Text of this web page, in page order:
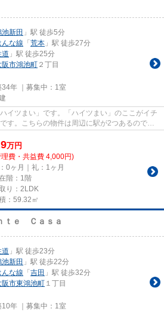
池新田 」駅 徒歩5分
な線 「 荒本 」駅 徒歩27分
道 」駅 徒歩25分
阪市鴻池町 ２丁目
年 ｜募集中： 1室
イツまい」です。「ハイツまい」のここがイチ
す。こちらの物件は周辺に駅が2つあるので電
万円
費・共益費 4,000円)
0ヶ月｜礼：1ヶ月
階：1階
り：2LDK
：59.32㎡
ｔｅ Ｃａｓａ
道 」駅 徒歩23分
池新田 」駅 徒歩22分
な線 「 吉田 」駅 徒歩32分
阪市東鴻池町 １丁目
年 ｜募集中： 1室